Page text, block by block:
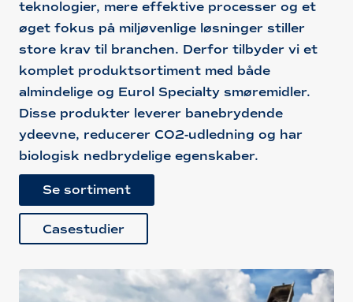
teknologier, mere effektive processer og et
øget fokus på miljøvenlige løsninger stiller
store krav til branchen. Derfor tilbyder vi et
komplet produktsortiment med både
almindelige og Eurol Specialty smøremidler.
Disse produkter leverer banebrydende
ydeevne, reducerer CO2-udledning og har
biologisk nedbrydelige egenskaber.
Se sortiment
Casestudier